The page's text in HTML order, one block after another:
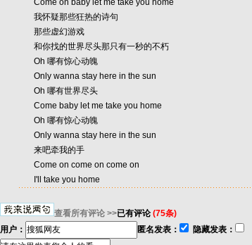
Come on baby let me take you home
我怀疑那些狂热的诗句
那些虚幻游戏
和你找的世界尽头那只有一秒的不朽
Oh 哪有惊心动魄
Only wanna stay here in the sun
Oh 哪有世界尽头
Come baby let me take you home
Oh 哪有惊心动魄
Only wanna stay here in the sun
来吧牵我的手
Come on come on come on
I'll take you home
查看所有评论 >>已有评论 (75条)
用户：
匿名发表： 隐藏发表：